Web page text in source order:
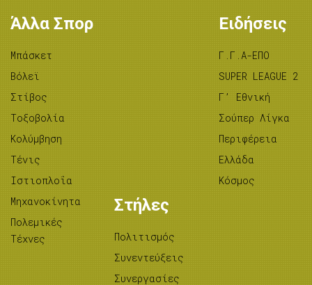
Άλλα Σπορ
Μπάσκετ
Βόλεϊ
Στίβος
Tοξοβολία
Κολύμβηση
Τένις
Ιστιοπλοΐα
Μηχανοκίνητα
Πολεμικές
Τέχνες
Ειδήσεις
Γ.Γ.Α-ΕΠΟ
SUPER LEAGUE 2
Γ’ Εθνική
Σούπερ Λίγκα
Περιφέρεια
Ελλάδα
Κόσμος
Στήλες
Πολιτισμός
Συνεντεύξεις
Συνεργασίες